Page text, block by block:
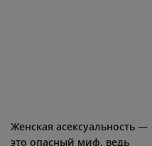
Женская асексуальность —
это опасный миф, ведь